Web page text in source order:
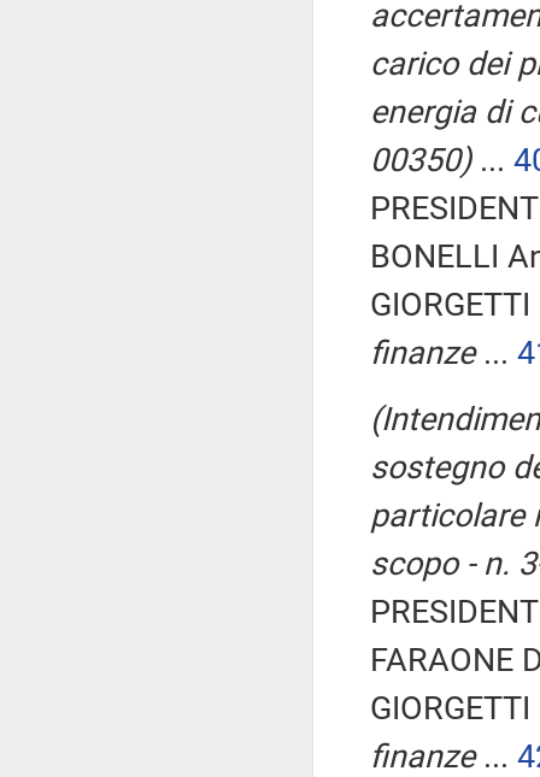
carico dei
energia di
00350)...
BONELLI
finanze...
sostegno
particolare
scopo - n.
FARAONE
finanze...